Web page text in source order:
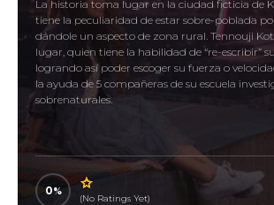
La historia toma lugar en la ciudad ficticia de
tiene la peculiaridad de estar sobre-poblada
dándole un aspecto de zona rural. Tennouji
lugar, quien tiene la habilidad de “re-escribir”
logrando así poder escoger su fuerza o
la ayuda de 5 compañeras de su escuela
sobrenaturales.
0
(No Ratings Yet)